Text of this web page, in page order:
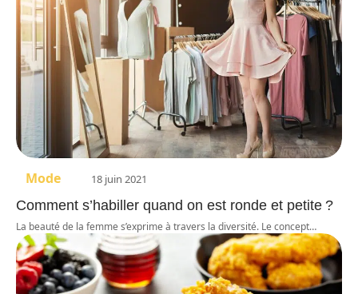
Mode 18 juin 2021
Comment s’habiller quand on est ronde et petite ?
La beauté de la femme s’exprime à travers la diversité. Le concept…